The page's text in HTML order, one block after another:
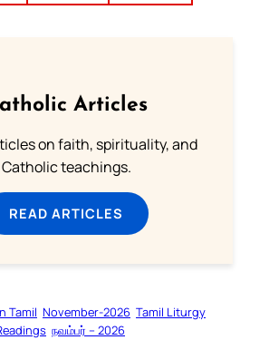
Articles
on faith, spirituality, and
Catholic teachings.
READ ARTICLES
Tamil November-2026 Tamil Liturgy
நவம்பர் – 2026